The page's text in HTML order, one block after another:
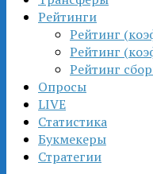
Рейтинги
Рейтинг
Рейтинг
Рейтинг
Опросы
LIVE
Статистика
Букмекеры
Стратегии